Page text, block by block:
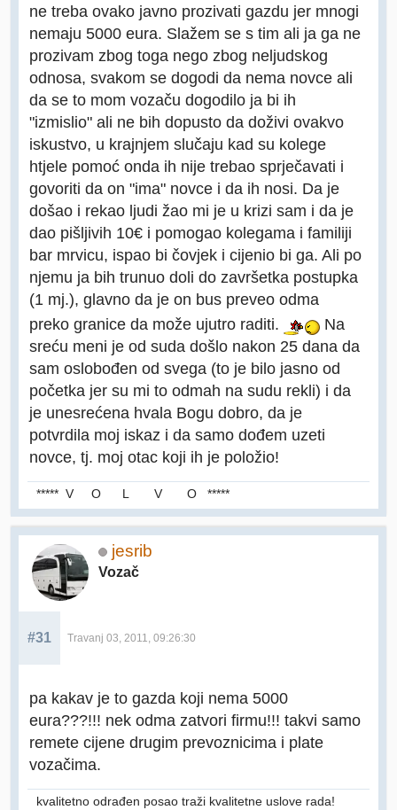
ne treba ovako javno prozivati gazdu jer mnogi
nemaju 5000 eura. Slažem se s tim ali ja ga ne
prozivam zbog toga nego zbog neljudskog
odnosa, svakom se dogodi da nema novce ali
da se to mom vozaču dogodilo ja bi ih
"izmislio" ali ne bih dopusto da doživi ovakvo
iskustvo, u krajnjem slučaju kad su kolege
htjele pomoć onda ih nije trebao sprječavati i
govoriti da on "ima" novce i da ih nosi. Da je
došao i rekao ljudi žao mi je u krizi sam i da je
dao pišljivih 10€ i pomogao kolegama i familiji
bar mrvicu, ispao bi čovjek i cijenio bi ga. Ali po
njemu ja bih trunuo doli do završetka postupka
(1 mj.), glavno da je on bus preveo odma
preko granice da može ujutro raditi.
Na
sreću meni je od suda došlo nakon 25 dana da
sam oslobođen od svega (to je bilo jasno od
početka jer su mi to odmah na sudu rekli) i da
je unesrećena hvala Bogu dobro, da je
potvrdila moj iskaz i da samo dođem uzeti
novce, tj. moj otac koji ih je položio!
***** V O L V O *****
jesrib
Vozač
#31 Travanj 03, 2011, 09:26:30
pa kakav je to gazda koji nema 5000
eura???!!! nek odma zatvori firmu!!! takvi samo
remete cijene drugim prevoznicima i plate
vozačima.
kvalitetno odrađen posao traži kvalitetne uslove rada!